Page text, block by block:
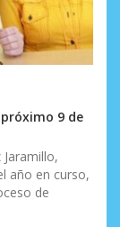
9 de
año en curso,
de